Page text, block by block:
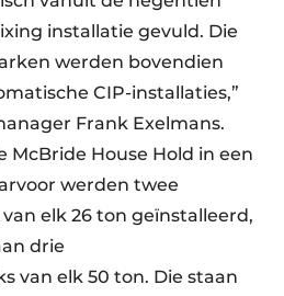
installatie gevuld. Die
werden bovendien
CIP-installaties,”
Frank Exelmans.
McBride House Hold in een
werden twee
elk 26 ton geïnstalleerd,
drie
van elk 50 ton. Die staan